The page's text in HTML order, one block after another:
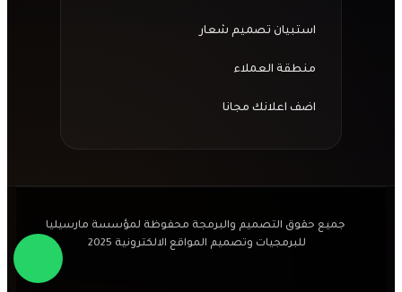
استبيان تصميم شعار
منطقة العملاء
اضف اعلانك مجانا
جميع حقوق التصميم والبرمجة محفوظة لمؤسسة مارسيليا
للبرمجيات وتصميم المواقع الالكترونية 2025